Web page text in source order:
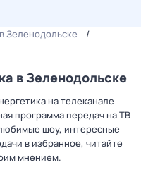
Зеленодольске
в Зеленодольске
на телеканале
программа передач на ТВ
шоу, интересные
в избранное, читайте
мнением.